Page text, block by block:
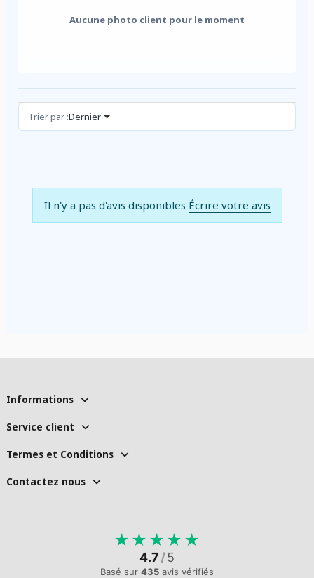
Aucune photo client pour le moment
Avis (0)
Trier par :Dernier
Il n'y a pas d'avis disponibles Écrire votre avis
Informations
Service client
Termes et Conditions
Contactez nous
★ ★ ★ ★ ★
4.7/5
Basé sur 435 avis vérifiés